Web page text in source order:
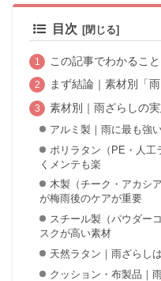
目次
この記事でわかること
まず結論｜素材別「
素材別｜雨ざらしの
アルミ製｜雨に最も強
ポリラタン（PE・人工
くメンテも楽
木製（チーク・アカシ
が梅雨後のケアが重要
スチール製（パウダー
スクが高い素材
天然ラタン｜雨ざらし
クッション・布製品｜